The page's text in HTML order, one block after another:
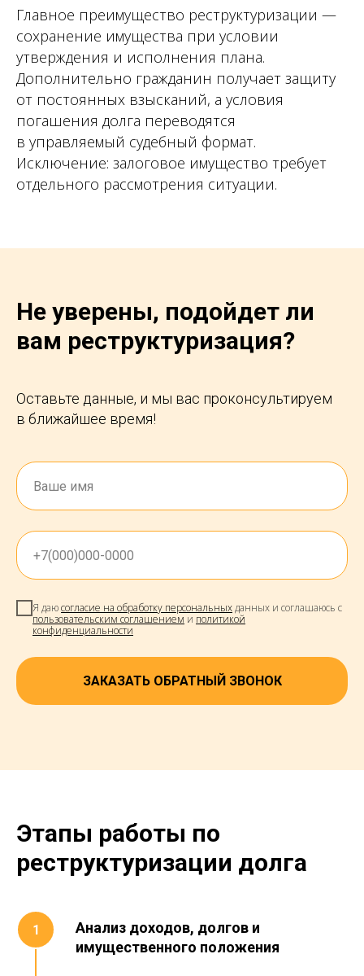
Главное преимущество реструктуризации —
сохранение имущества при условии
утверждения и исполнения плана.
Дополнительно гражданин получает защиту
от постоянных взысканий, а условия
погашения долга переводятся
в управляемый судебный формат.
Исключение: залоговое имущество требует
отдельного рассмотрения ситуации.
Не уверены, подойдет ли
вам реструктуризация?
Оставьте данные, и мы вас проконсультируем
в ближайшее время!
Я даюсогласие на обработку персональныхданных и соглашаюсь с
пользовательским соглашением и политикой
конфиденциальности
ЗАКАЗАТЬ ОБРАТНЫЙ ЗВОНОК
Этапы работы по
реструктуризации долга
Анализ доходов, долгов и
имущественного положения